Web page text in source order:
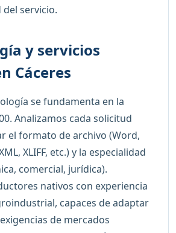
servicio.
y servicios
Cáceres
se fundamenta en la
Analizamos cada solicitud
el formato de archivo (Word,
XLIFF, etc.) y la especialidad
comercial, jurídica).
nativos con experiencia
capaces de adaptar
de mercados